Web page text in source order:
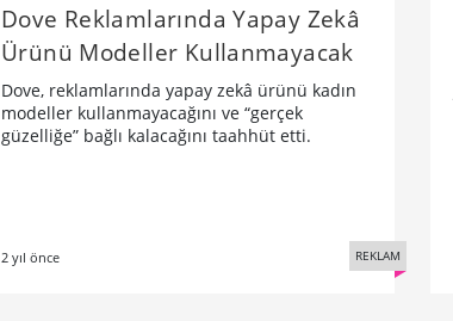
Dove Reklamlarında Yapay Zekâ
Ürünü Modeller Kullanmayacak
Dove, reklamlarında yapay zekâ ürünü kadın
modeller kullanmayacağını ve “gerçek
güzelliğe” bağlı kalacağını taahhüt etti.
2 yıl önce REKLAM